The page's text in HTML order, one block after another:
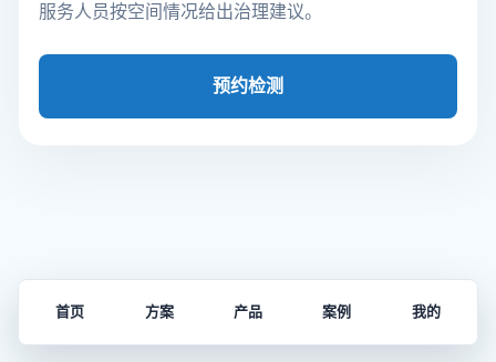
服务人员按空间情况给出治理建议。
预约检测
首页 方案 产品 案例 我的